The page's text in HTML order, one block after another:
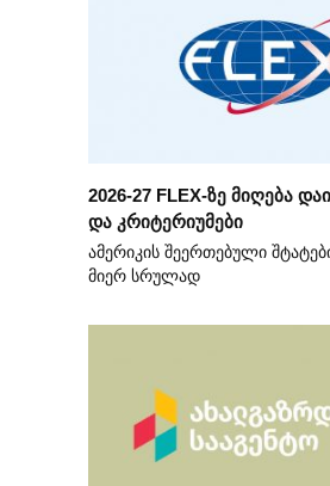
2026-27 FLEX-ზე მიღება
და კრიტერიუმები
ამერიკის შეერთებული
მიერ სრულად